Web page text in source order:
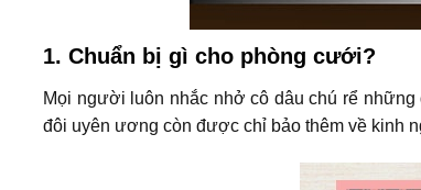
1. Chuẩn bị gì cho phòng cưới?
Mọi người luôn nhắc nhở cô dâu chú rể
đôi uyên ương còn được chỉ bảo thêm về kinh